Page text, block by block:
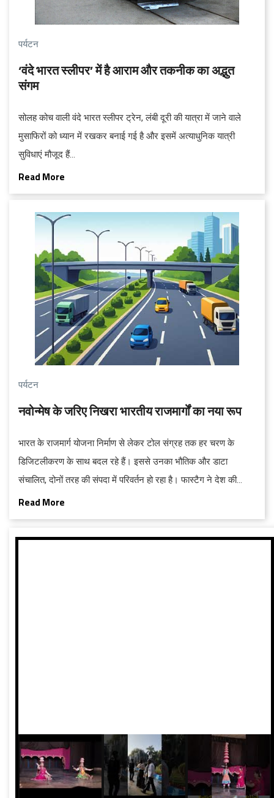
पर्यटन
‘वंदे भारत स्लीपर’ में है आराम और तकनीक का अद्भुत
संगम
सोलह कोच वाली वंदे भारत स्लीपर ट्रेन, लंबी दूरी की यात्रा में जाने वाले
मुसाफिरों को ध्यान में रखकर बनाई गई है और इसमें अत्याधुनिक यात्री
सुविधाएं मौजूद हैं...
Read More
पर्यटन
नवोन्मेष के जरिए निखरा भारतीय राजमार्गों का नया रूप
भारत के राजमार्ग योजना निर्माण से लेकर टोल संग्रह तक हर चरण के
डिजिटलीकरण के साथ बदल रहे हैं। इससे उनका भौतिक और डाटा
संचालित, दोनों तरह की संपदा में परिवर्तन हो रहा है। फास्टैग ने देश की
इलेक्ट्रॉनिक टोल संग्रह प्रणाली को एक क्रांतिकारी स्वरूप दिया है।
लगभग 98 प्रतिशत वाहन फास्टैग का इस्तेमाल कर रहे हैं और इसके
उपयोगकर्ताओं की संख्या आठ करोड़ से ज्यादा हो चुकी है।
Read More